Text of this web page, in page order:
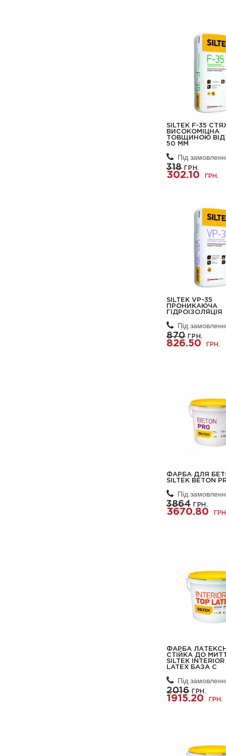
SILTEK F-35
ВИСОКОМІЦНА
ТОВЩИНОЮ ВІД
50 ММ
Під
318ГРН.
302.10 ГРН.
SILTEK VP-35
ПРОНИКАЮЧА
ГІДРОІЗОЛЯЦІЯ
Під
870ГРН.
826.50 ГРН.
ФАРБА ДЛЯ
SILTEK BETON
Під
3864ГРН.
3670.80
ФАРБА
СТІЙКА ДО
SILTEK
LATEX БАЗА С
Під
2016ГРН.
1915.20 ГРН.